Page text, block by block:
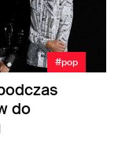
#pop
do